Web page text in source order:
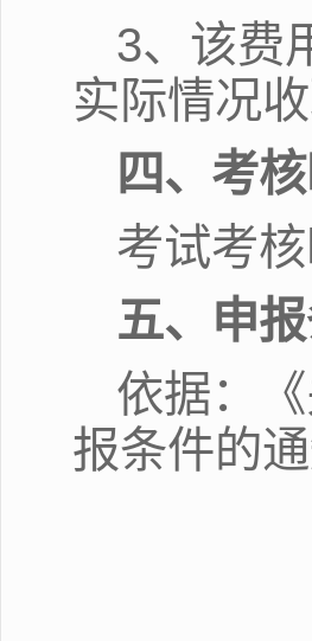
3、该费
实际情况
四、考
考试考
五、申
依据：
报条件的